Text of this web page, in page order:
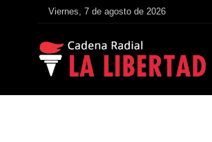
Viernes, 7 de agosto de 2026